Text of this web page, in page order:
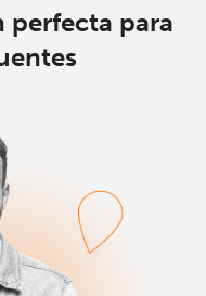
perfecta para